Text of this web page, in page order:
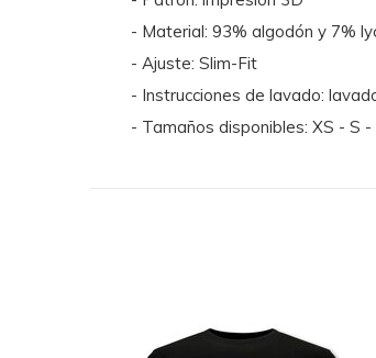
- Material: 93% algodón y 7%
- Ajuste: Slim-Fit
- Instrucciones de lavado:
- Tamaños disponibles: XS - S -